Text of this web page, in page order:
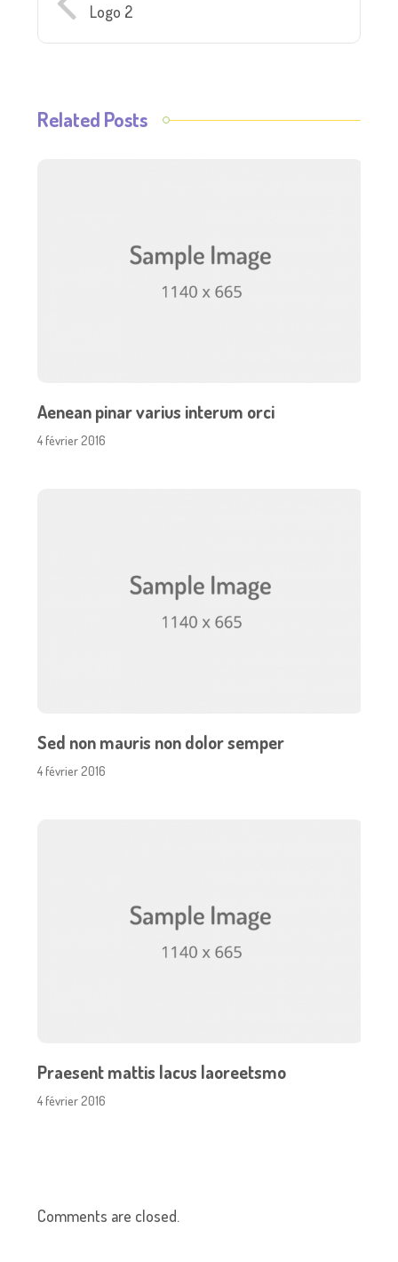
Logo 2
Related Posts
Aenean pinar varius interum orci
4 février 2016
Sed non mauris non dolor semper
4 février 2016
Praesent mattis lacus laoreetsmo
4 février 2016
Comments are closed.